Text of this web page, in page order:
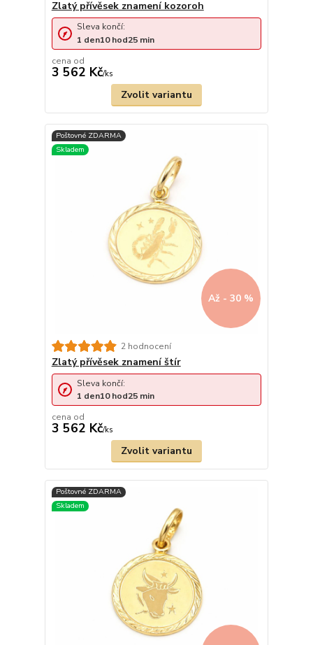
Zlatý přívěsek znamení kozoroh
cena od
3 562 Kč/ks
Sleva končí:
1 den10hod25 min
Zvolit variantu
Až - 30 %
2 hodnocení
Zlatý přívěsek znamení štír
cena od
3 562 Kč/ks
Sleva končí:
1 den10hod25 min
Zvolit variantu